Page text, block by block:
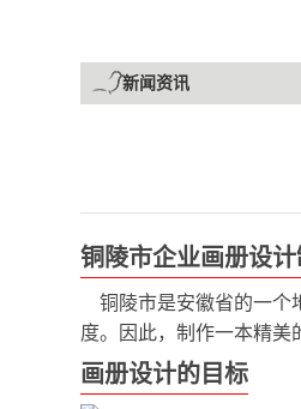
新闻资讯
铜陵市企业画册设
铜陵市是安徽省的一个
度。因此，制作一本精美
画册设计的目标